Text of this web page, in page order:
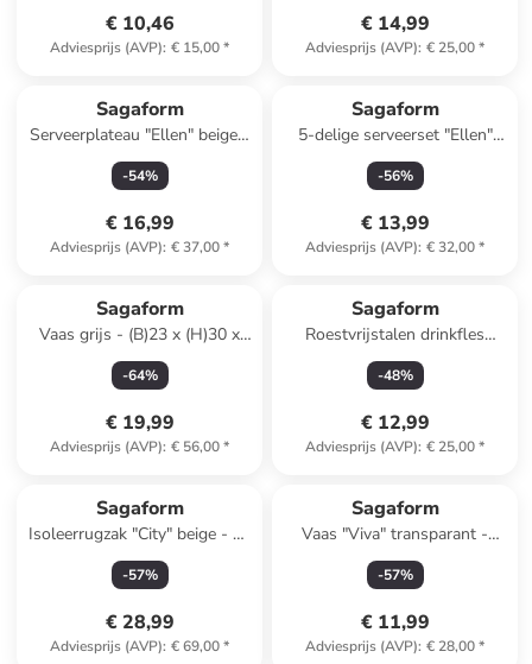
€ 10,46
Adviesprijs (AVP): € 15,00*
€ 14,99
Adviesprijs (AVP): € 25,00*
Sagaform
Serveerplateau "Ellen" beige -
(H)4 x Ø 20 cm
-54%
€ 16,99
Adviesprijs (AVP): € 37,00*
Sagaform
5-delige serveerset "Ellen"
beige/wit - (B)17,5 x (H)6 x
(D)9 cm
-56%
€ 13,99
Adviesprijs (AVP): € 32,00*
Sagaform
Vaas grijs - (B)23 x (H)30 x
(D)7 cm
-64%
€ 19,99
Adviesprijs (AVP): € 56,00*
Sagaform
Roestvrijstalen drinkfles
"Olle" zilverkleurig - 500 ml
-48%
€ 12,99
Adviesprijs (AVP): € 25,00*
Sagaform
Isoleerrugzak "City" beige - 21
l
-57%
€ 28,99
Adviesprijs (AVP): € 69,00*
Sagaform
Vaas "Viva" transparant -
(H)14 x Ø 10 cm
-57%
€ 11,99
Adviesprijs (AVP): € 28,00*